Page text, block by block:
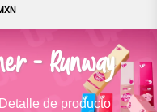
- Runway
Detalle de producto